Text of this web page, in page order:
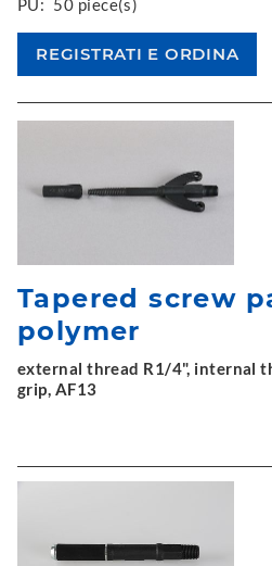
PU: 50 piece(s)
Tapered screw
polymer
external thread R1/4", internal
grip, AF13